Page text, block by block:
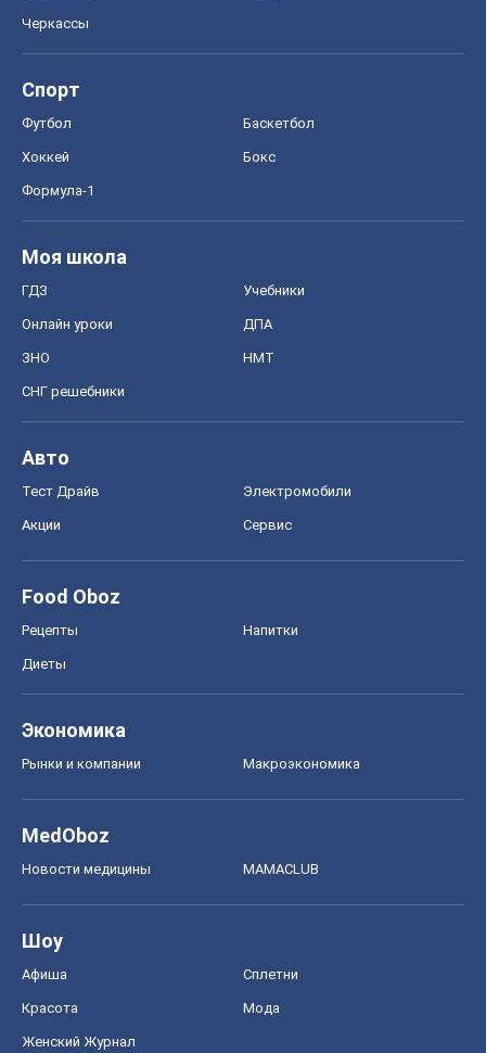
Черкассы
Спорт
Футбол Баскетбол
Хоккей Бокс
Формула-1
Моя школа
ГДЗ Учебники
Онлайн уроки ДПА
ЗНО НМТ
СНГ решебники
Авто
Тест Драйв Электромобили
Акции Сервис
Food Oboz
Рецепты Напитки
Диеты
Экономика
Рынки и компании Mакроэкономика
MedOboz
Новости медицины MAMACLUB
Шоу
Афиша Сплетни
Красота Мода
Женский Журнал